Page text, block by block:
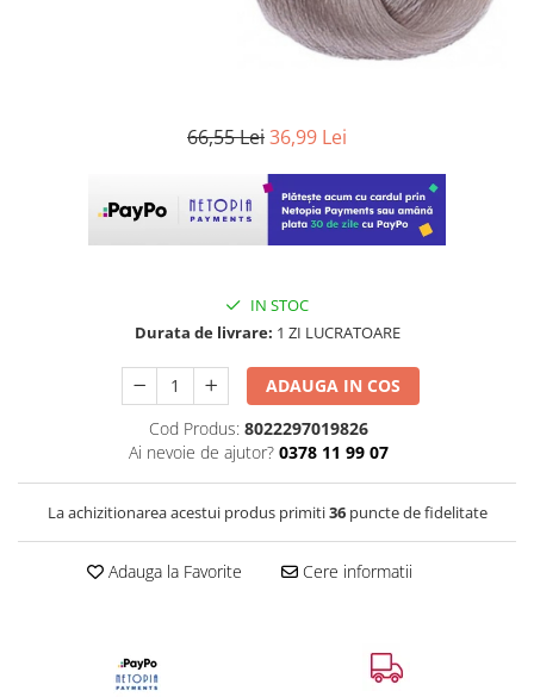
66,55 Lei36,99 Lei
IN STOC
Durata de livrare: 1 ZI LUCRATOARE
ADAUGA IN COS
Cod Produs: 8022297019826
Ai nevoie de ajutor? 0378 11 99 07
La achizitionarea acestui produs primiti36puncte de fidelitate
Adauga la Favorite Cere informatii